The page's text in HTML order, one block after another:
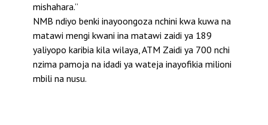
mishahara.”
NMB ndiyo benki inayoongoza nchini kwa kuwa na
matawi mengi kwani ina matawi zaidi ya 189
yaliyopo karibia kila wilaya, ATM Zaidi ya 700 nchi
nzima pamoja na idadi ya wateja inayofikia milioni
mbili na nusu.